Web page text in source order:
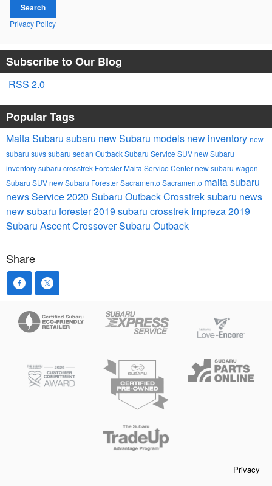
Search
Privacy Policy
Subscribe to Our Blog
RSS 2.0
Popular Tags
Maita Subaru subaru new Subaru models new inventory new
subaru suvssubaru sedan OutbackSubaru Service SUVnew Subaru
inventorysubaru crosstrek ForesterMaita Service Centernew subaru wagon
Subaru SUVnew Subaru Forester Sacramento Sacramento maita subaru
newsService2020 Subaru OutbackCrosstreksubaru news
new subaru forester2019 subaru crosstrek Impreza2019
Subaru AscentCrossoverSubaru Outback
Share
Privacy